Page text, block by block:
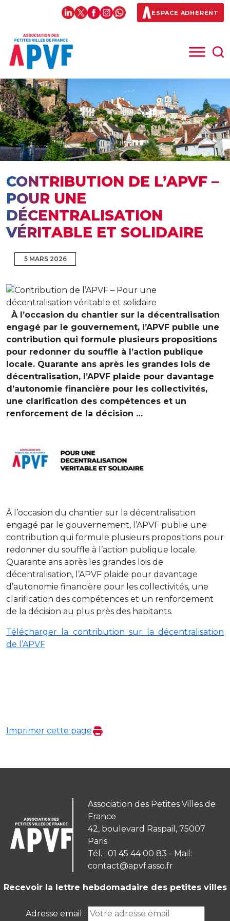
ESPACE ADHÉRENT
CONTRIBUTION DE L’APVF –
POUR UNE
DÉCENTRALISATION
VÉRITABLE ET SOLIDAIRE
5 MARS 2026
À l’occasion du chantier sur la décentralisation
engagé par le gouvernement, l’APVF publie une
contribution qui formule plusieurs propositions
pour redonner du souffle à l’action publique
locale. Quarante ans après les grandes lois de
décentralisation, l’APVF plaide pour davantage
d’autonomie financière pour les collectivités,
une clarification des compétences et un
renforcement de la décision …
À l’occasion du chantier sur la décentralisation
engagé par le gouvernement, l’APVF publie une
contribution qui formule plusieurs propositions pour
redonner du souffle à l’action publique locale.
Quarante ans après les grandes lois de
décentralisation, l’APVF plaide pour davantage
d’autonomie financière pour les collectivités, une
clarification des compétences et un renforcement
de la décision au plus près des habitants.
Télécharger la contribution sur la décentralisation
de l’APVF
Imprimer cette page
Association des Petites Villes de
France
42, boulevard Raspail, 75007
Paris
Tél. : 01 45 44 00 83 - Mail:
contact@apvf.asso.fr
Recevoir la lettre hebdomadaire des petites villes
Adresse email :